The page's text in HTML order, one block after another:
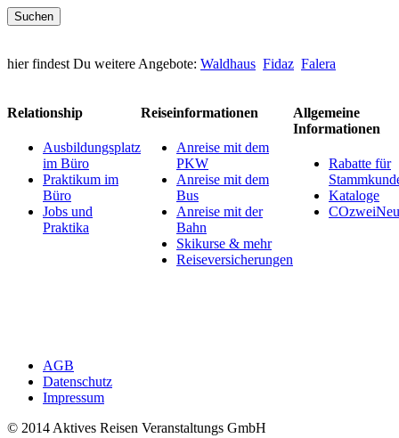
hier findest Du weitere Angebote: Waldhaus Fidaz Falera
Relationship
Ausbildungsplatz
im Büro
Praktikum im
Büro
Jobs und
Praktika
Reiseinformationen
Anreise mit dem
PKW
Anreise mit dem
Bus
Anreise mit der
Bahn
Skikurse & mehr
Reiseversicherungen
Allgemeine
Informationen
Rabatte für
Kataloge
AGB
Datenschutz
Impressum
© 2014 Aktives Reisen Veranstaltungs GmbH